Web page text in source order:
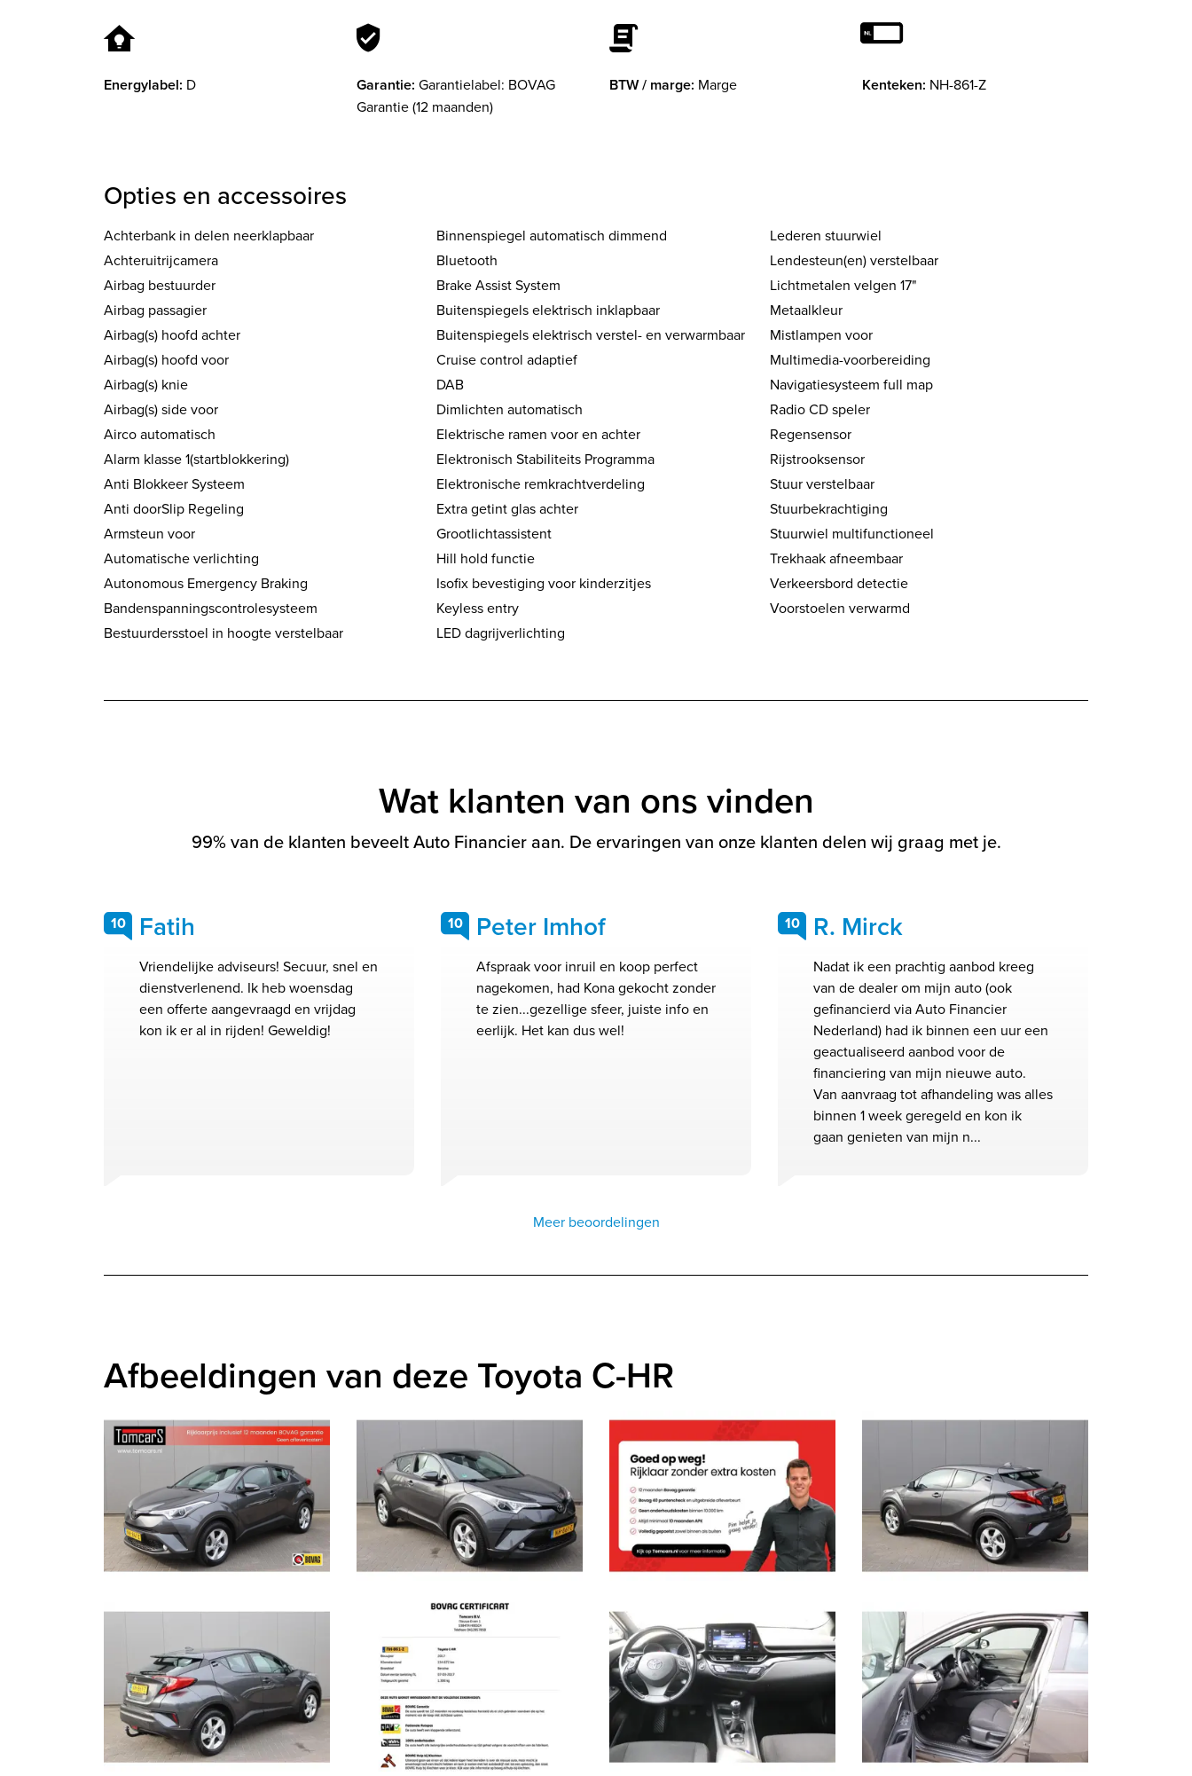
Energylabel: D Garantie: Garantielabel: BOVAG
Garantie (12 maanden)
BTW / marge: Marge Kenteken: NH-861-Z
Opties en accessoires
Achterbank in delen neerklapbaar
Achteruitrijcamera
Airbag bestuurder
Airbag passagier
Airbag(s) hoofd achter
Airbag(s) hoofd voor
Airbag(s) knie
Airbag(s) side voor
Airco automatisch
Alarm klasse 1(startblokkering)
Anti Blokkeer Systeem
Anti doorSlip Regeling
Armsteun voor
Automatische verlichting
Autonomous Emergency Braking
Bandenspanningscontrolesysteem
Bestuurdersstoel in hoogte verstelbaar
Binnenspiegel automatisch dimmend
Bluetooth
Brake Assist System
Buitenspiegels elektrisch inklapbaar
Buitenspiegels elektrisch verstel- en verwarmbaar
Cruise control adaptief
DAB
Dimlichten automatisch
Elektrische ramen voor en achter
Elektronisch Stabiliteits Programma
Elektronische remkrachtverdeling
Extra getint glas achter
Grootlichtassistent
Hill hold functie
Isofix bevestiging voor kinderzitjes
Keyless entry
LED dagrijverlichting
Lederen stuurwiel
Lendesteun(en) verstelbaar
Lichtmetalen velgen 17"
Metaalkleur
Mistlampen voor
Multimedia-voorbereiding
Navigatiesysteem full map
Radio CD speler
Regensensor
Rijstrooksensor
Stuur verstelbaar
Stuurbekrachtiging
Stuurwiel multifunctioneel
Trekhaak afneembaar
Verkeersbord detectie
Voorstoelen verwarmd
Wat klanten van ons vinden
99% van de klanten beveelt Auto Financier aan. De ervaringen van onze klanten delen wij graag met je.
10 Fatih
Vriendelijke adviseurs! Secuur, snel en
dienstverlenend. Ik heb woensdag
een offerte aangevraagd en vrijdag
kon ik er al in rijden! Geweldig!
10 Peter Imhof
Afspraak voor inruil en koop perfect
nagekomen, had Kona gekocht zonder
te zien...gezellige sfeer, juiste info en
eerlijk. Het kan dus wel!
10 R. Mirck
Nadat ik een prachtig aanbod kreeg
van de dealer om mijn auto (ook
gefinancierd via Auto Financier
Nederland) had ik binnen een uur een
geactualiseerd aanbod voor de
financiering van mijn nieuwe auto.
Van aanvraag tot afhandeling was alles
binnen 1 week geregeld en kon ik
gaan genieten van mijn n...
Meer beoordelingen
Afbeeldingen van deze Toyota C-HR